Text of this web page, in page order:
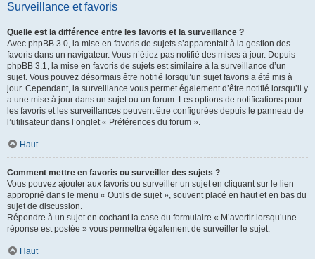
Surveillance et favoris
Quelle est la différence entre les favoris et la surveillance ?
Avec phpBB 3.0, la mise en favoris de sujets s’apparentait à la gestion des
favoris dans un navigateur. Vous n’étiez pas notifié des mises à jour. Depuis
phpBB 3.1, la mise en favoris de sujets est similaire à la surveillance d’un
sujet. Vous pouvez désormais être notifié lorsqu’un sujet favoris a été mis à
jour. Cependant, la surveillance vous permet également d’être notifié lorsqu’il y
a une mise à jour dans un sujet ou un forum. Les options de notifications pour
les favoris et les surveillances peuvent être configurées depuis le panneau de
l’utilisateur dans l’onglet « Préférences du forum ».
Haut
Comment mettre en favoris ou surveiller des sujets ?
Vous pouvez ajouter aux favoris ou surveiller un sujet en cliquant sur le lien
approprié dans le menu « Outils de sujet », souvent placé en haut et en bas du
sujet de discussion.
Répondre à un sujet en cochant la case du formulaire « M’avertir lorsqu’une
réponse est postée » vous permettra également de surveiller le sujet.
Haut